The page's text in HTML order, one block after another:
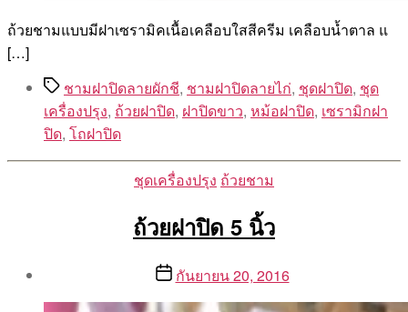
ถ้วยชามแบบมีฝาเซรามิคเนื้อเคลือบใสสีครีม เคลือบน้ำตาล แ
[…]
Tagsชามฝาปิดลายผักชี, ชามฝาปิดลายไก่, ชุดฝาปิด, ชุด
เครื่องปรุง, ถ้วยฝาปิด, ฝาปิดขาว, หม้อฝาปิด, เซรามิกฝา
ปิด, โถฝาปิด
Categories
ชุดเครื่องปรุง ถ้วยชาม
ถ้วยฝาปิด 5 นิ้ว
By
Postกันยายน 20, 2016